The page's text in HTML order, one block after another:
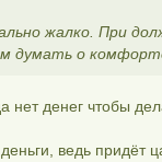
жалко. При
думать о
нет денег чтобы
ведь придёт